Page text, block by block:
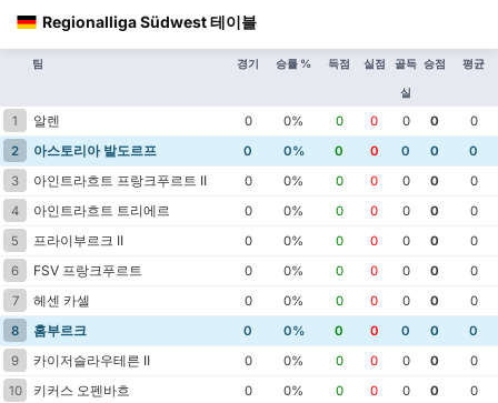
Regionalliga Südwest 테이블
팀 경기 승률 % 득점 실점 골득
실
승점 평균
1 알렌 0 0% 0 0 0 0
0
2
아스토리아 발도르프 0 0% 0 0 0 0
0
3
아인트라흐트 프랑크푸르트 II 0 0% 0 0 0 0
0
4
아인트라흐트 트리에르 0 0% 0 0 0 0
0
5
프라이부르크 II 0 0% 0 0 0 0
0
6
FSV 프랑크푸르트 0 0% 0 0 0 0
0
7
헤센 카셀 0 0% 0 0 0 0
0
8
홈부르크 0 0% 0 0 0 0
0
9
카이저슬라우테른 II 0 0% 0 0 0 0
0
10
키커스 오펜바흐 0 0% 0 0 0 0
0